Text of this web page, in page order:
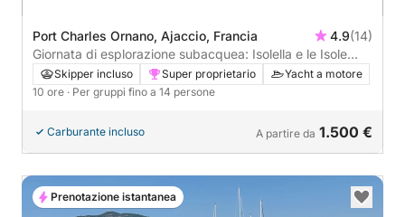
Port Charles Ornano, Ajaccio, Francia 4.9(14)
Giornata di esplorazione subacquea: Isolella e le Isole
Sanguinaires
Skipper incluso Super proprietario
Yacht a motore
10 ore · Per gruppi fino a 14 persone
Carburante incluso A partire da 1.500 €
Prenotazione istantanea